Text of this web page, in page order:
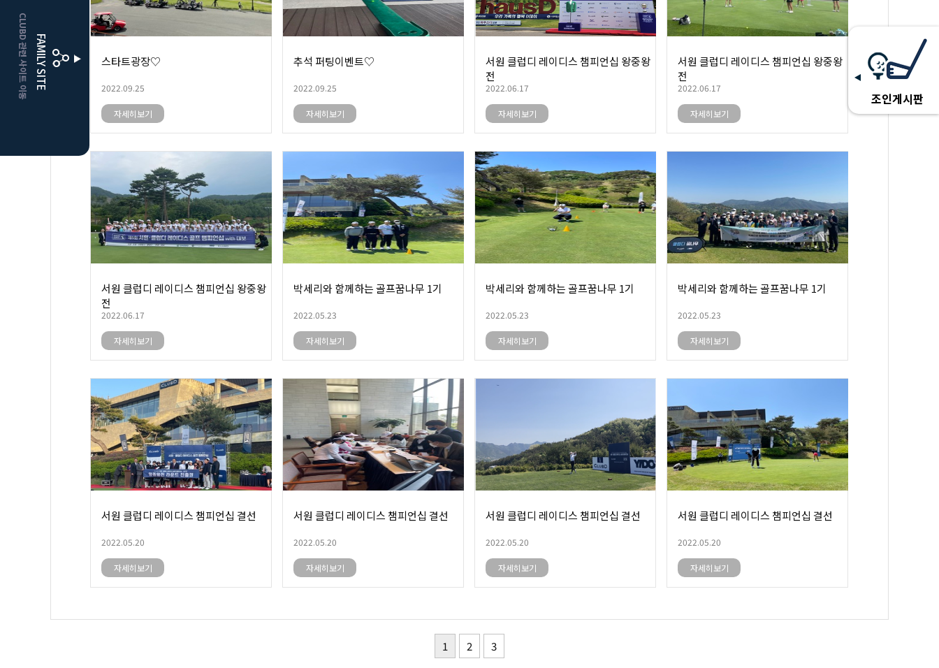
FAMILY SITE
CLUBD 관련 사이트 이동 거창
클럽디더플레이어스
조인게시판
스타트광장♡
2022.09.25
자세히보기
추석 퍼팅이벤트♡
2022.09.25
자세히보기
서원 클럽디 레이디스 챔피언십 왕중왕
전
2022.06.17
자세히보기
서원 클럽디 레이디스 챔피언십 왕중왕
전
2022.06.17
자세히보기
서원 클럽디 레이디스 챔피언십 왕중왕
전
2022.06.17
자세히보기
박세리와 함께하는 골프꿈나무 1기
2022.05.23
자세히보기
박세리와 함께하는 골프꿈나무 1기
2022.05.23
자세히보기
박세리와 함께하는 골프꿈나무 1기
2022.05.23
자세히보기
서원 클럽디 레이디스 챔피언십 결선
2022.05.20
자세히보기
서원 클럽디 레이디스 챔피언십 결선
2022.05.20
자세히보기
서원 클럽디 레이디스 챔피언십 결선
2022.05.20
자세히보기
서원 클럽디 레이디스 챔피언십 결선
2022.05.20
자세히보기
1 2 3